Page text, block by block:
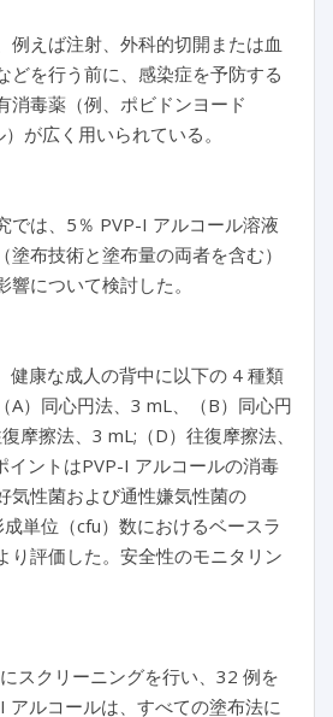
例えば注射、外科的切開または血
どを行う前に、感染症を予防する
消毒薬（例、ポビドンヨード
が広く用いられている。
では、5％ PVP-I アルコール溶液
塗布技術と塗布量の両者を含む）
について検討した。
健康な成人の背中に以下の 4 種類
A）同心円法、3 mL、（B）同心円
摩擦法、3 mL;（D）往復摩擦法、
イントはPVP-I アルコールの消毒
気性菌および通性嫌気性菌の
単位（cfu）数におけるベースラ
り評価した。安全性のモニタリン
スクリーニングを行い、32 例を
アルコールは、すべての塗布法に